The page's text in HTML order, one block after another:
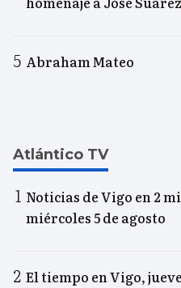
Abraham Mateo
Atlántico TV
Noticias de Vigo en 2
miércoles 5 de agosto
El tiempo en Vigo,